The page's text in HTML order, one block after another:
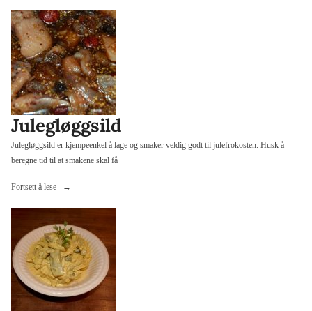
med
sting»
Julegløggsild
Julegløggsild er kjempeenkel å lage og smaker veldig godt til julefrokosten. Husk å
beregne tid til at smakene skal få
Fortsett å lese «Julegløggsild»